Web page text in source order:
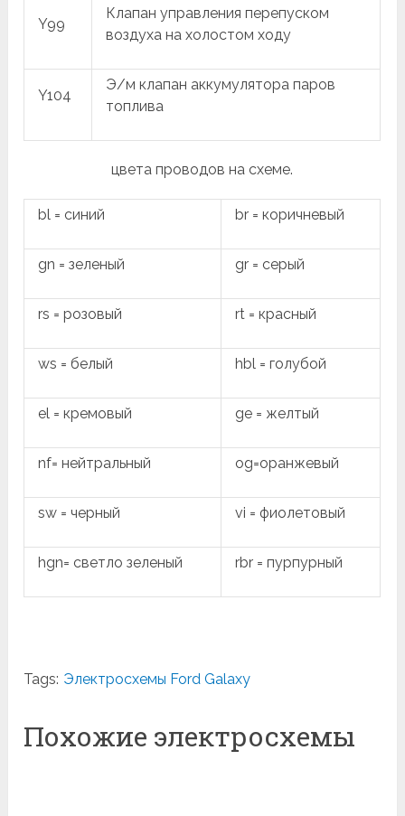
Y99
Клапан управления перепуском
воздуха на холостом ходу
Y104
Э/м клапан аккумулятора паров
топлива
цвета проводов на схеме.
bl = синий br = коричневый
gn = зеленый gr = серый
rs = розовый rt = красный
ws = белый hbl = голубой
el = кремовый ge = желтый
nf= нейтральный og=оранжевый
sw = черный vi = фиолетовый
hgn= светло зеленый rbr = пурпурный
Tags: Электросхемы Ford Galaxy
Похожие электросхемы